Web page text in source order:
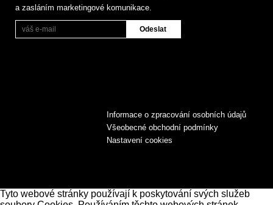
a zasláním marketingové komunikace.
Informace o zpracování osobních údajů
Všeobecné obchodní podmínky
Nastavení cookies
Tyto webové stránky používají k poskytování svých služeb